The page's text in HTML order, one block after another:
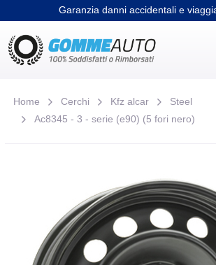
Garanzia danni accidentali e
Home Cerchi Kfz alcar
Steel
Ac8345 - 3 - serie (e90) (5 fori nero)